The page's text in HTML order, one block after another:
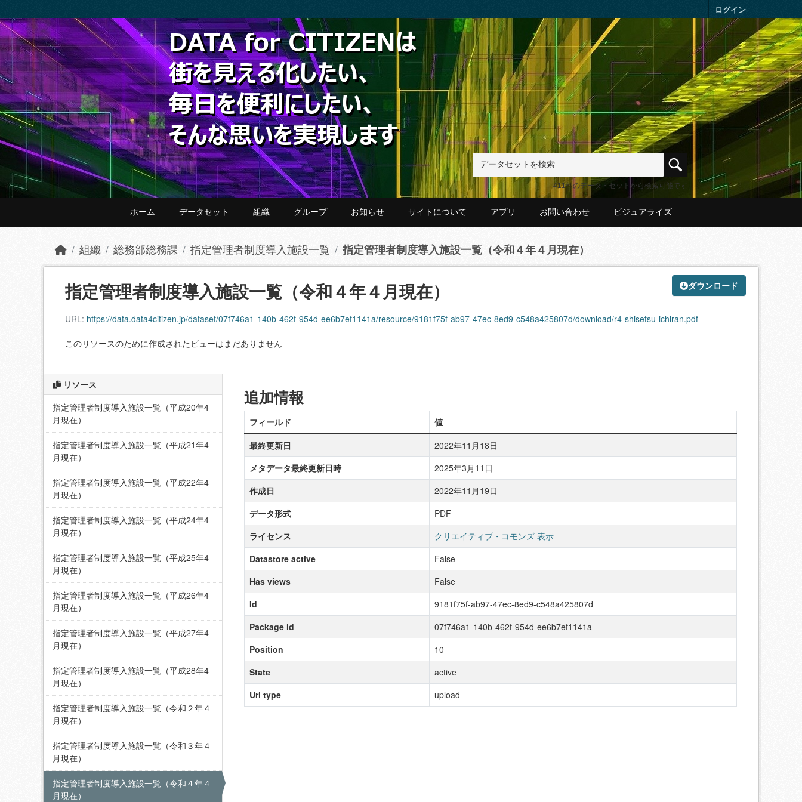
ログイン
411件のデータ・セットから検索可能です
ホーム データセット 組織 グループ お知らせ サイトについて アプリ お問い合わせ ビジュアライズ
組織 総務部総務課 指定管理者制度導入施設一覧 指定管理者制度導入施設一覧（令和４年４月現在）
ダウンロード
指定管理者制度導入施設一覧（令和４年４月現在）
URL: https://data.data4citizen.jp/dataset/07f746a1-140b-462f-954d-ee6b7ef1141a/resource/9181f75f-ab97-47ec-8ed9-c548a425807d/download/r4-shisetsu-ichiran.pdf
このリソースのために作成されたビューはまだありません
リソース
指定管理者制度導入施設一覧（平成20年4
月現在）
指定管理者制度導入施設一覧（平成21年4
月現在）
指定管理者制度導入施設一覧（平成22年4
月現在）
指定管理者制度導入施設一覧（平成24年4
月現在）
指定管理者制度導入施設一覧（平成25年4
月現在）
指定管理者制度導入施設一覧（平成26年4
月現在）
指定管理者制度導入施設一覧（平成27年4
月現在）
指定管理者制度導入施設一覧（平成28年4
月現在）
指定管理者制度導入施設一覧（令和２年４
月現在）
指定管理者制度導入施設一覧（令和３年４
月現在）
指定管理者制度導入施設一覧（令和４年４
月現在）
追加情報
フィールド
値
最終更新日
2022年11月18日
メタデータ最終更新日時
2025年3月11日
作成日
2022年11月19日
データ形式
PDF
ライセンス
クリエイティブ・コモンズ 表示
Datastore active
False
Has views
False
Id
9181f75f-ab97-47ec-8ed9-c548a425807d
Package id
07f746a1-140b-462f-954d-ee6b7ef1141a
Position
10
State
active
Url type
upload